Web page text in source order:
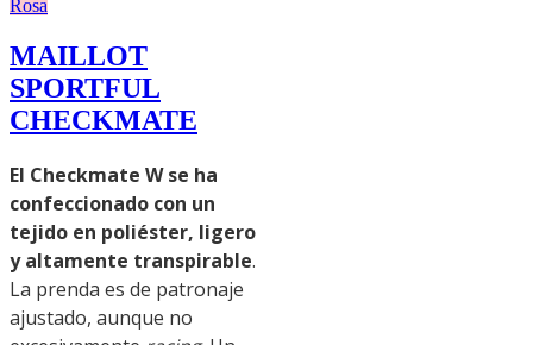
Rosa
MAILLOT
SPORTFUL
CHECKMATE
El Checkmate W se ha
confeccionado con un
tejido en poliéster, ligero
y altamente transpirable.
La prenda es de patronaje
ajustado, aunque no